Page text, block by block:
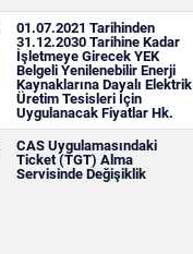
01.07.2021 Tarihinden
31.12.2030 Tarihine Kadar
İşletmeye Girecek YEK
Belgeli Yenilenebilir Enerji
Kaynaklarına Dayalı Elektrik
Üretim Tesisleri İçin
Uygulanacak Fiyatlar Hk.
CAS Uygulamasındaki
Ticket (TGT) Alma
Servisinde Değişiklik